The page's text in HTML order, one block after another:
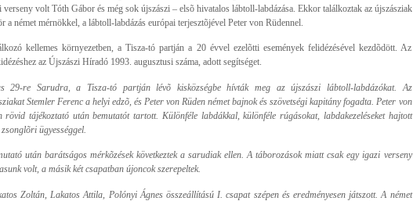
verseny volt Tóth Gábor és még sok újszászi – elsõ hivatalos lábtoll-labdázása. Ekkor találkoztak az újszásziak
a német mérnökkel, a lábtoll-labdázás európai terjesztõjével Peter von Rüdennel.
kellemes környezetben, a Tisza-tó partján a 20 évvel ezelõtti események felidézésével kezdõdött. Az
az Újszászi Híradó 1993. augusztusi száma, adott segítséget.
29-re Sarudra, a Tisza-tó partján lévõ kisközségbe hívták meg az újszászi lábtoll-labdázókat. Az
Stemler Ferenc a helyi edzõ, és Peter von Rüden német bajnok és szövetségi kapitány fogadta. Peter von
rövid tájékoztató után bemutatót tartott. Különféle labdákkal, különféle rúgásokat, labdakezeléseket hajtott
ügyességgel.
után barátságos mérkõzések következtek a sarudiak ellen. A táborozások miatt csak egy igazi verseny
volt, a másik két csapatban újoncok szerepeltek.
Zoltán, Lakatos Attila, Polónyi Ágnes összeállítású I. csapat szépen és eredményesen játszott. A német